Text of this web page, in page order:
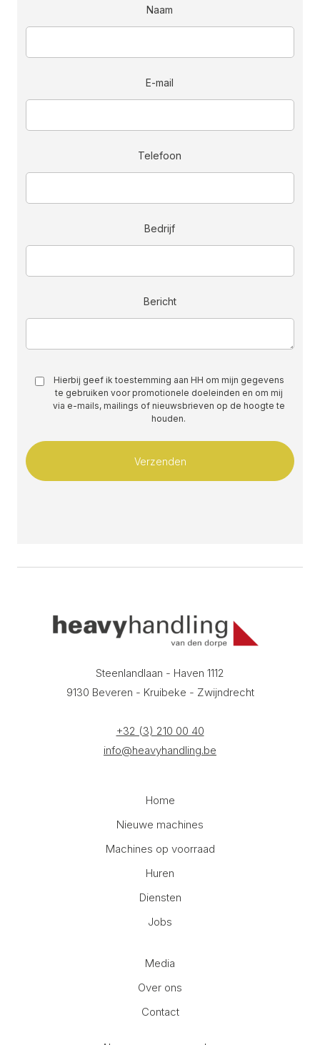
Naam
E-mail
Telefoon
Bedrijf
Bericht
Toestemming
(Vereist)
Hierbij geef ik toestemming aan HH om mijn gegevens
te gebruiken voor promotionele doeleinden en om mij
via e-mails, mailings of nieuwsbrieven op de hoogte te
houden.
Steenlandlaan - Haven 1112
9130 Beveren - Kruibeke - Zwijndrecht
+32 (3) 210 00 40
info@heavyhandling.be
Home
Nieuwe machines
Machines op voorraad
Huren
Diensten
Jobs
Media
Over ons
Contact